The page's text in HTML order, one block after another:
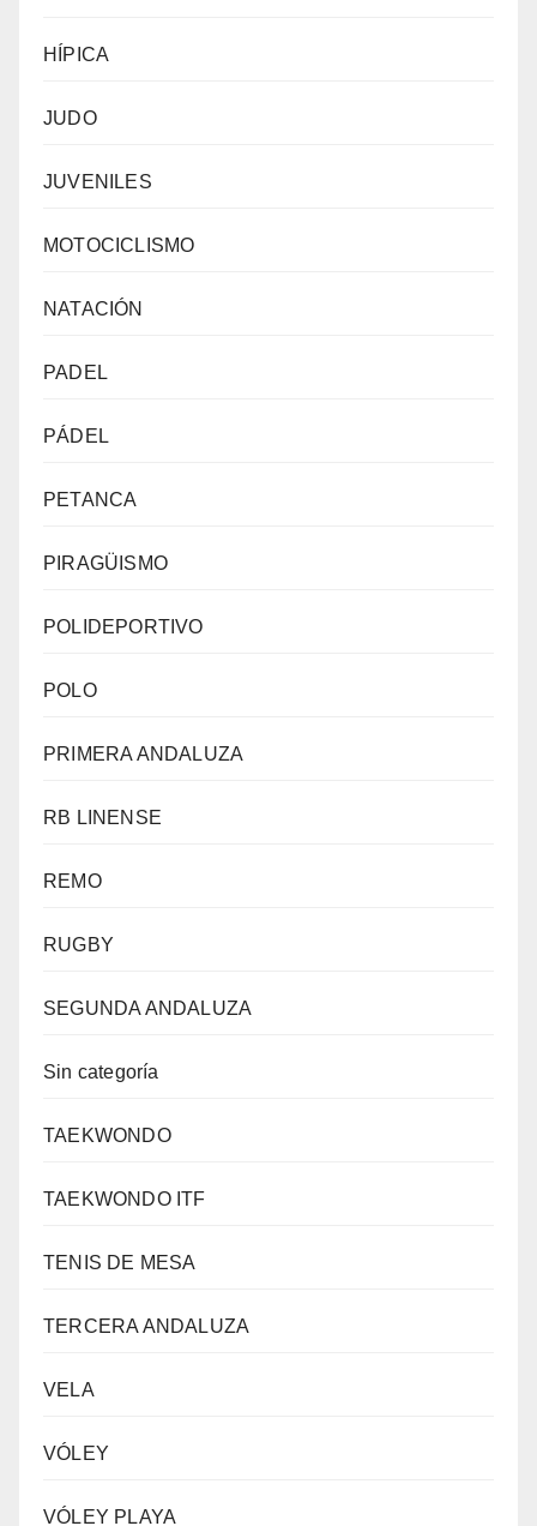
HÍPICA
JUDO
JUVENILES
MOTOCICLISMO
NATACIÓN
PADEL
PÁDEL
PETANCA
PIRAGÜISMO
POLIDEPORTIVO
POLO
PRIMERA ANDALUZA
RB LINENSE
REMO
RUGBY
SEGUNDA ANDALUZA
Sin categoría
TAEKWONDO
TAEKWONDO ITF
TENIS DE MESA
TERCERA ANDALUZA
VELA
VÓLEY
VÓLEY PLAYA